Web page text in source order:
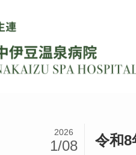
令和8
2026
1/08